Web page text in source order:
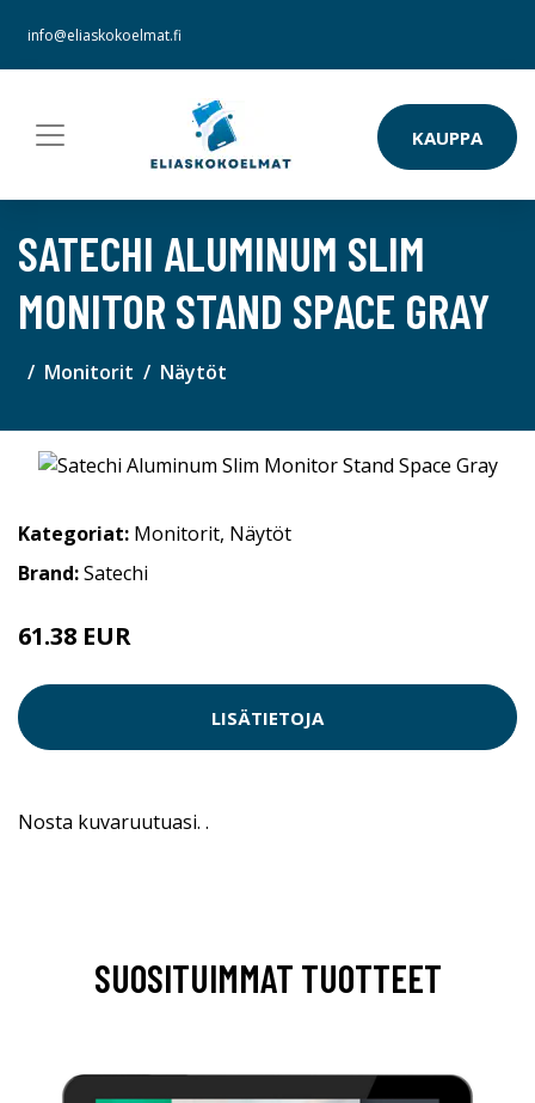
info@eliaskokoelmat.fi
KAUPPA
SATECHI ALUMINUM SLIM
MONITOR STAND SPACE GRAY
Monitorit Näytöt
Kategoriat: Monitorit, Näytöt
Brand:Satechi
61.38 EUR
LISÄTIETOJA
Nosta kuvaruutuasi. .
SUOSITUIMMAT TUOTTEET